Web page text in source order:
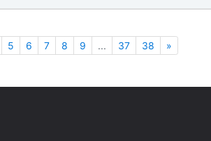
5 6 7 8 9 ... 37 38 »